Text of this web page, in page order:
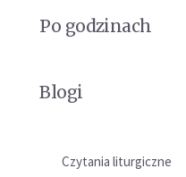
Po godzinach
Blogi
Czytania liturgiczne